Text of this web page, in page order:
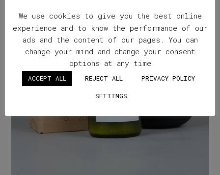
We use cookies to give you the best online
experience and to know the performance of our
ads and the content of our pages. You can
change your mind and change your consent
options at any time
ACCEPT ALL REJECT ALL
PRIVACY POLICY
SETTINGS